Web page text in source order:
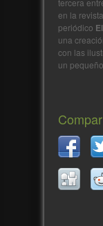
tercera
en la revista
periódico
una
con las
un